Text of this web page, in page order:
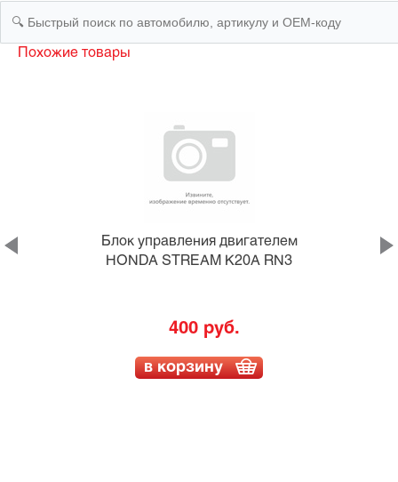
Похожие товары
Блок управления двигателем
HONDA STREAM K20A RN3
400 руб.
в корзину